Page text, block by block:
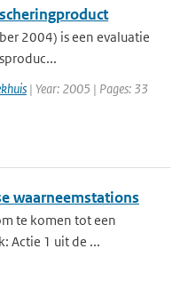
2004) is een evaluatie
| Year: 2005 | Pages: 33
waarneemstations
te komen tot een
Actie 1 uit de ...